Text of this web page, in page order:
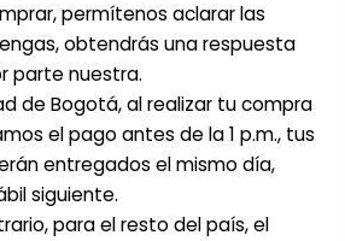
permítenos aclarar las
obtendrás una respuesta
parte nuestra.
de Bogotá, al realizar tu compra
el pago antes de la 1 p.m., tus
entregados el mismo día,
siguiente.
para el resto del país, el